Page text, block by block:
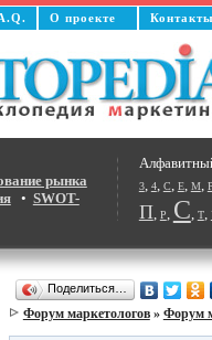
О проекте
3, 4, C, E, M,
П, Р, С, Т,
рынка
• SWOT-
Поделиться…
Форум маркетологов» Форум